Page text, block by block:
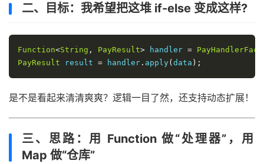
二、目标：我希望把这堆 if-else 变成这样?
Function<String , PayResult> handler =
PayResult result = handler . apply( data );
是不是看起来清清爽爽？逻辑一目了然，还支持动态扩展！
三、思路：用 Function 做“处理器”，用
Map 做“仓库”